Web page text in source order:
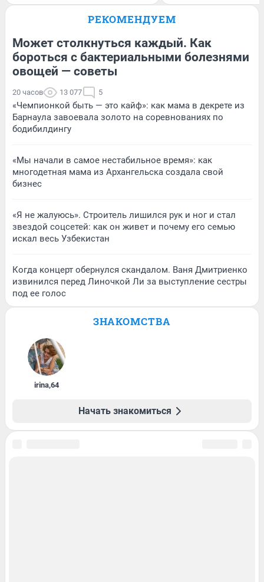
РЕКОМЕНДУЕМ
Может столкнуться каждый. Как
бороться с бактериальными болезнями
овощей — советы
20 часов 13 077 5
«Чемпионкой быть — это кайф»: как мама в декрете из
Барнаула завоевала золото на соревнованиях по
бодибилдингу
«Мы начали в самое нестабильное время»: как
многодетная мама из Архангельска создала свой
бизнес
«Я не жалуюсь». Строитель лишился рук и ног и стал
звездой соцсетей: как он живет и почему его семью
искал весь Узбекистан
Когда концерт обернулся скандалом. Ваня Дмитриенко
извинился перед Линочкой Ли за выступление сестры
под ее голос
ЗНАКОМСТВА
irina,64
Начать знакомиться